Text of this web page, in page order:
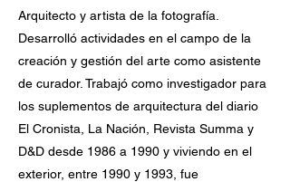
Arquitecto y artista de la fotografía.
Desarrolló actividades en el campo de la
creación y gestión del arte como asistente
de curador. Trabajó como investigador para
los suplementos de arquitectura del diario
El Cronista, La Nación, Revista Summa y
D&D desde 1986 a 1990 y viviendo en el
exterior, entre 1990 y 1993, fue